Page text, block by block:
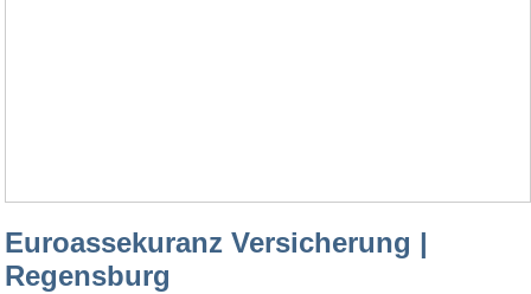
Euroassekuranz Versicherung |
Regensburg